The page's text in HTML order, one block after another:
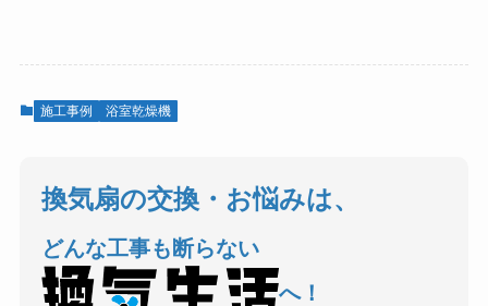
施工事例 浴室乾燥機
換気扇の交換・お悩みは、
どんな工事も断らない
へ！